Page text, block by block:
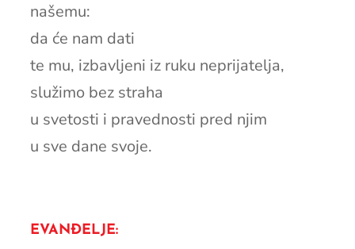
našemu:
da će nam dati
te mu, izbavljeni iz ruku neprijatelja,
služimo bez straha
u svetosti i pravednosti pred njim
u sve dane svoje.
EVANĐELJE: